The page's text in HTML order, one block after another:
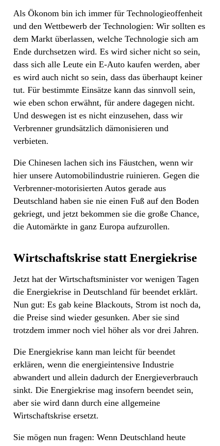
Als Ökonom bin ich immer für Technologieoffenheit
und den Wettbewerb der Technologien: Wir sollten es
dem Markt überlassen, welche Technologie sich am
Ende durchsetzen wird. Es wird sicher nicht so sein,
dass sich alle Leute ein E-Auto kaufen werden, aber
es wird auch nicht so sein, dass das überhaupt keiner
tut. Für bestimmte Einsätze kann das sinnvoll sein,
wie eben schon erwähnt, für andere dagegen nicht.
Und deswegen ist es nicht einzusehen, dass wir
Verbrenner grundsätzlich dämonisieren und
verbieten.
Die Chinesen lachen sich ins Fäustchen, wenn wir
hier unsere Automobilindustrie ruinieren. Gegen die
Verbrenner-motorisierten Autos gerade aus
Deutschland haben sie nie einen Fuß auf den Boden
gekriegt, und jetzt bekommen sie die große Chance,
die Automärkte in ganz Europa aufzurollen.
Wirtschaftskrise statt Energiekrise
Jetzt hat der Wirtschaftsminister vor wenigen Tagen
die Energiekrise in Deutschland für beendet erklärt.
Nun gut: Es gab keine Blackouts, Strom ist noch da,
die Preise sind wieder gesunken. Aber sie sind
trotzdem immer noch viel höher als vor drei Jahren.
Die Energiekrise kann man leicht für beendet
erklären, wenn die energieintensive Industrie
abwandert und allein dadurch der Energieverbrauch
sinkt. Die Energiekrise mag insofern beendet sein,
aber sie wird dann durch eine allgemeine
Wirtschaftskrise ersetzt.
Sie mögen nun fragen: Wenn Deutschland heute